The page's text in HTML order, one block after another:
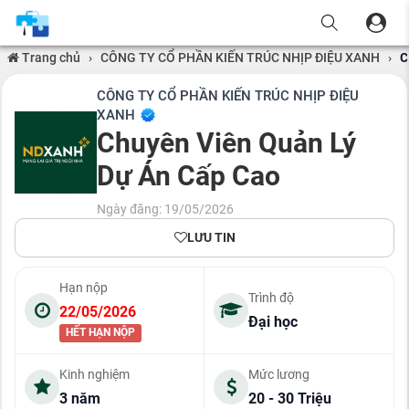
Trang chủ › CÔNG TY CỔ PHẦN KIẾN TRÚC NHỊP ĐIỆU XANH ›
CÔNG TY CỔ PHẦN KIẾN TRÚC NHỊP ĐIỆU
XANH
Chuyên Viên Quản Lý
Dự Án Cấp Cao
Ngày đăng: 19/05/2026
LƯU TIN
Hạn nộp
22/05/2026
HẾT HẠN NỘP
Trình độ
Đại học
Kinh nghiệm
3 năm
Mức lương
20 - 30 Triệu